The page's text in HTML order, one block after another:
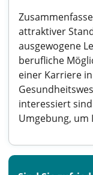
attraktiver
ausgewogene
berufliche
einer Karriere
interessiert
Umgebung, um